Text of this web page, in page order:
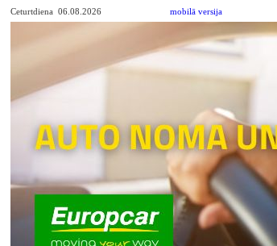
Ceturtdiena 06.08.2026 mobilā versija